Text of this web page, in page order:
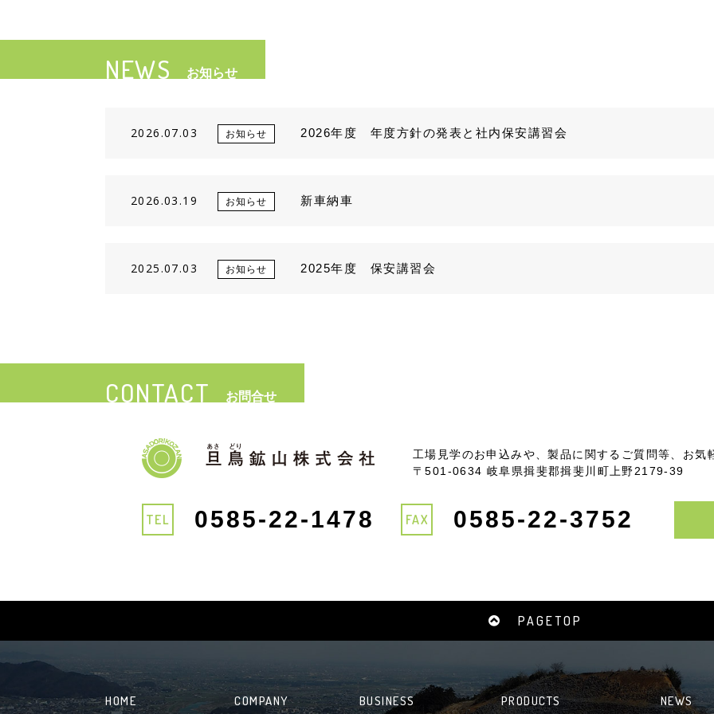
NEWS お知らせ
2026.07.03 お知らせ 2026年度 年度方針の発表と社内保安講習会
2026.03.19 お知らせ 新車納車
2025.07.03 お知らせ 2025年度 保安講習会
CONTACT お問合せ
工場見学のお申込みや、製品に関するご質問等、お気
〒501-0634 岐阜県揖斐郡揖斐川町上野2179-39
TEL 0585-22-1478 FAX 0585-22-3752
PAGETOP
HOME COMPANY BUSINESS PRODUCTS NEWS